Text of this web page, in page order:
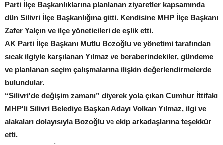
Parti İlçe Başkanlıklarına planlanan ziyaretler kapsamında
dün Silivri İlçe Başkanlığına gitti. Kendisine MHP İlçe Başkanı
Zafer Yalçın ve ilçe yöneticileri de eşlik etti.
AK Parti İlçe Başkanı Mutlu Bozoğlu ve yönetimi tarafından
sıcak ilgiyle karşılanan Yılmaz ve beraberindekiler, gündeme
ve planlanan seçim çalışmalarına ilişkin değerlendirmelerde
bulundular.
“Silivri'de değişim zamanı” diyerek yola çıkan Cumhur İttifakı
MHP'li Silivri Belediye Başkan Adayı Volkan Yılmaz, ilgi ve
alakaları dolayısıyla Bozoğlu ve ekip arkadaşlarına teşekkür
etti.